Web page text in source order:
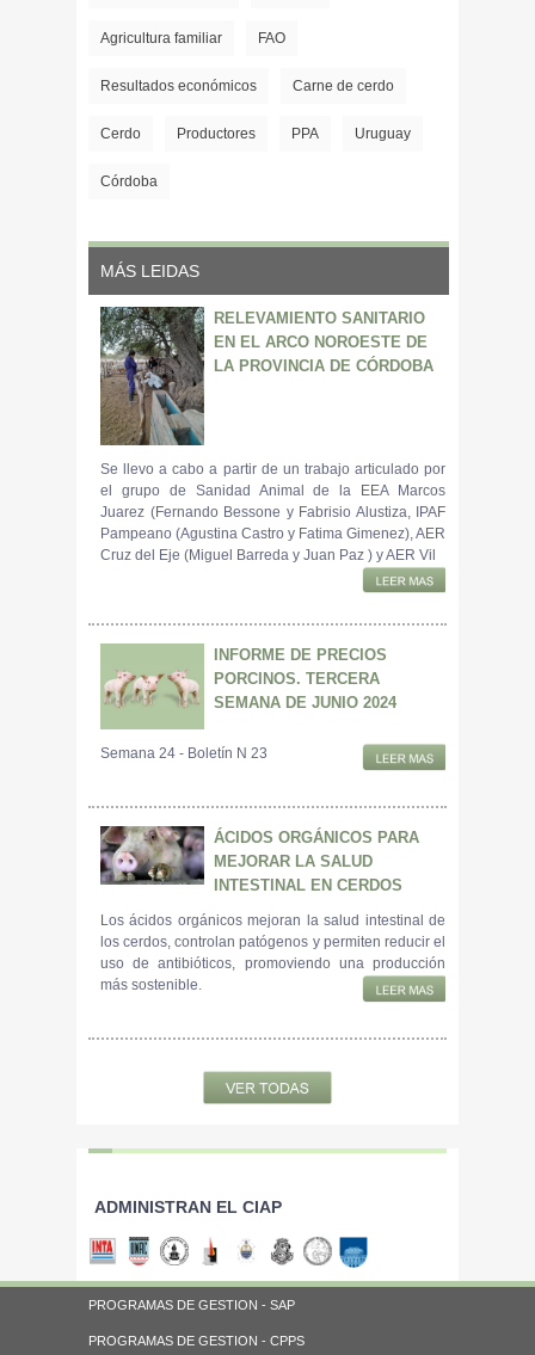
Agricultura familiar FAO
Resultados económicos Carne de cerdo
Cerdo Productores PPA Uruguay
Córdoba
MÁS LEIDAS
RELEVAMIENTO SANITARIO
EN EL ARCO NOROESTE DE
LA PROVINCIA DE CÓRDOBA
Se llevo a cabo a partir de un trabajo articulado por
el grupo de Sanidad Animal de la EEA Marcos
Juarez (Fernando Bessone y Fabrisio Alustiza, IPAF
Pampeano (Agustina Castro y Fatima Gimenez), AER
Cruz del Eje (Miguel Barreda y Juan Paz ) y AER Vil
INFORME DE PRECIOS
PORCINOS. TERCERA
SEMANA DE JUNIO 2024
Semana 24 - Boletín N 23
ÁCIDOS ORGÁNICOS PARA
MEJORAR LA SALUD
INTESTINAL EN CERDOS
Los ácidos orgánicos mejoran la salud intestinal de
los cerdos, controlan patógenos y permiten reducir el
uso de antibióticos, promoviendo una producción
más sostenible.
ADMINISTRAN EL CIAP
PROGRAMAS DE GESTION - SAP
PROGRAMAS DE GESTION - CPPS